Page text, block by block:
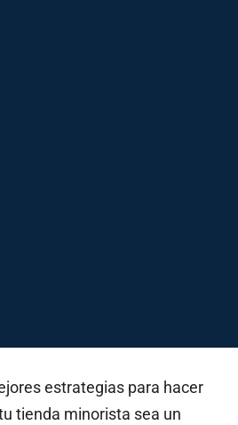
estrategias para hacer
tienda minorista sea un